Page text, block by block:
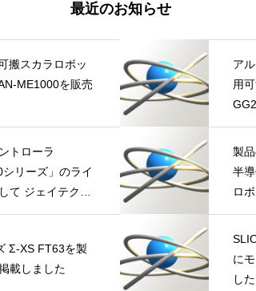
最近のお知らせ
搬スカラロボッ
ME1000を販売
ア
用
トローラ
シリーズ」のライ
て ジェイテクト
Nano
」を販売開始
製
半
ロ
Σ-XS FT63を製
載しました
に
した